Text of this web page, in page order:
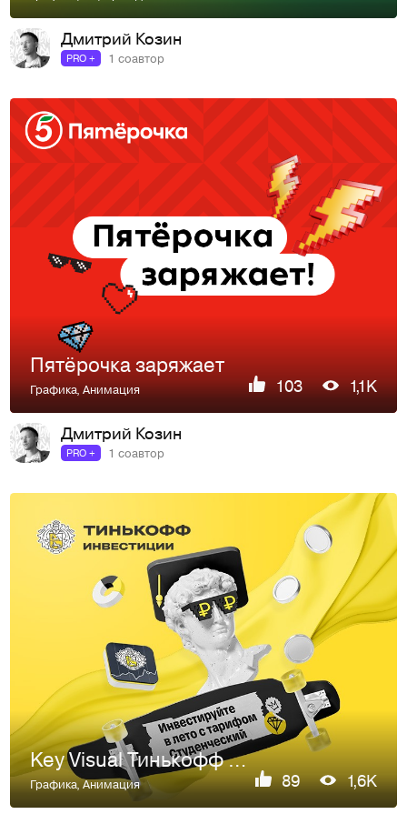
Дмитрий Козин
PRO + 1 соавтор
Пятёрочка заряжает
Графика,Анимация 103 1,1K
Дмитрий Козин
PRO + 1 соавтор
Key Visual Тинькофф Инвестиции
Графика,Анимация 89 1,6K